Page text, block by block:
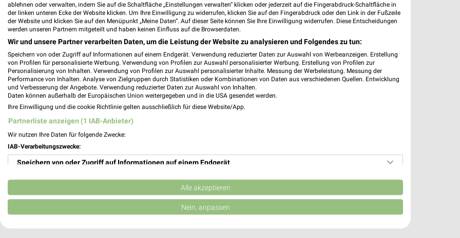
ablehnen oder verwalten, indem Sie auf die Schaltfläche „Einstellungen verwalten“ klicken oder jederzeit auf die Fingerabdruck-Schaltfläche in
der linken unteren Ecke der Website klicken. Um Ihre Einwilligung zu widerrufen, klicken Sie auf den Fingerabdruck oder den Link in der Fußzeile
der Website und klicken Sie auf den Menüpunkt „Meine Daten“. Auf dieser Seite können Sie Ihre Einwilligung widerrufen. Diese Entscheidungen
werden unseren Partnern mitgeteilt und haben keinen Einfluss auf die Browserdaten.
Wir und unsere Partner verarbeiten Daten, um die Leistung der Website zu analysieren und Folgendes zu tun:
Speichern von oder Zugriff auf Informationen auf einem Endgerät. Verwendung reduzierter Daten zur Auswahl von Werbeanzeigen. Erstellung
von Profilen für personalisierte Werbung. Verwendung von Profilen zur Auswahl personalisierter Werbung. Erstellung von Profilen zur
Personalisierung von Inhalten. Verwendung von Profilen zur Auswahl personalisierter Inhalte. Messung der Werbeleistung. Messung der
Performance von Inhalten. Analyse von Zielgruppen durch Statistiken oder Kombinationen von Daten aus verschiedenen Quellen. Entwicklung
und Verbesserung der Angebote. Verwendung reduzierter Daten zur Auswahl von Inhalten.
Daten können außerhalb der Europäischen Union weitergegeben und in die USA gesendet werden.
Ihre Einwilligung und die cookie Richtlinie gelten ausschließlich für diese Website/App.
Partnerliste anzeigen (1 IAB-Anbieter)
Wir nutzen Ihre Daten für folgende Zwecke:
IAB-Verarbeitungszwecke:
Speichern von oder Zugriff auf Informationen auf einem Endgerät
Verwendung reduzierter Daten zur Auswahl von Werbeanzeigen
Erstellung von Profilen für personalisierte Werbung
Alle akzeptieren
Nein, anpassen